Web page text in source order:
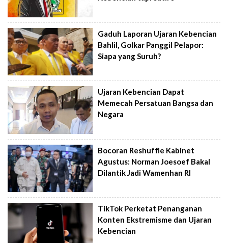
Gaduh Laporan Ujaran Kebencian
Bahlil, Golkar Panggil Pelapor:
Siapa yang Suruh?
Ujaran Kebencian Dapat
Memecah Persatuan Bangsa dan
Negara
Bocoran Reshuffle Kabinet
Agustus: Norman Joesoef Bakal
Dilantik Jadi Wamenhan RI
TikTok Perketat Penanganan
Konten Ekstremisme dan Ujaran
Kebencian